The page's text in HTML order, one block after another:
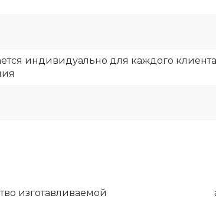
индивидуально для каждого
изготавливаемой